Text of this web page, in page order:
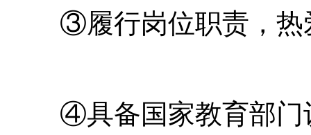
③履行岗位职责，热
④具备国家教育部门